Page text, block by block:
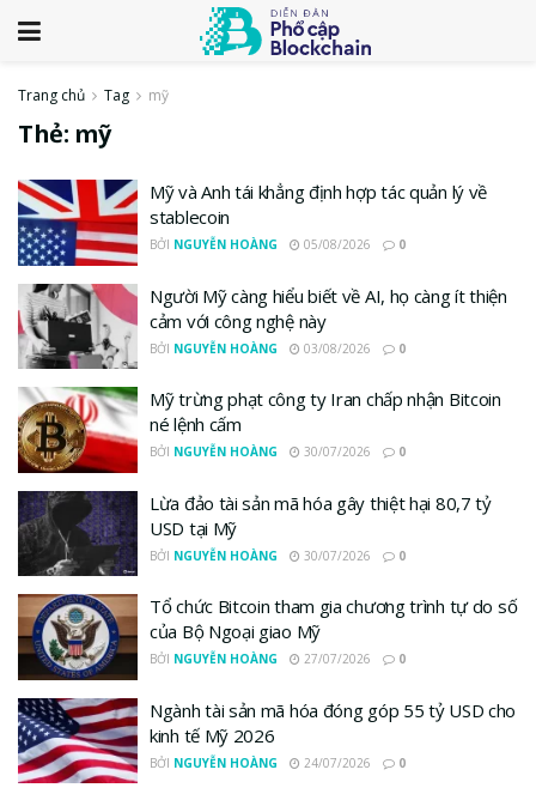
Trang chủ Tag mỹ
Thẻ: mỹ
Mỹ và Anh tái khẳng định hợp tác quản lý về
stablecoin
BỞI NGUYỄN HOÀNG 05/08/2026 0
Người Mỹ càng hiểu biết về AI, họ càng ít thiện
cảm với công nghệ này
BỞI NGUYỄN HOÀNG 03/08/2026 0
Mỹ trừng phạt công ty Iran chấp nhận Bitcoin
né lệnh cấm
BỞI NGUYỄN HOÀNG 30/07/2026 0
Lừa đảo tài sản mã hóa gây thiệt hại 80,7 tỷ
USD tại Mỹ
BỞI NGUYỄN HOÀNG 30/07/2026 0
Tổ chức Bitcoin tham gia chương trình tự do số
của Bộ Ngoại giao Mỹ
BỞI NGUYỄN HOÀNG 27/07/2026 0
Ngành tài sản mã hóa đóng góp 55 tỷ USD cho
kinh tế Mỹ 2026
BỞI NGUYỄN HOÀNG 24/07/2026 0